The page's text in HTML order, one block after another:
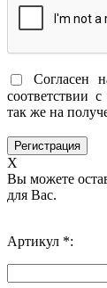
Согласен
соответствии
так же на
X
Вы можете
для Вас.
Артикул *: